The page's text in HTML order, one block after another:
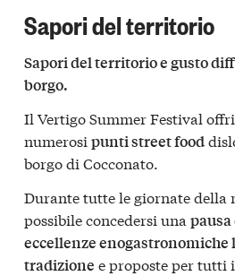
Sapori del territorio
Sapori del territorio e gusto
borgo.
Il Vertigo Summer Festival
numerosi punti street food
borgo di Cocconato.
Durante tutte le giornate della
possibile concedersi una
eccellenze enogastronomiche
tradizione e proposte per tutti